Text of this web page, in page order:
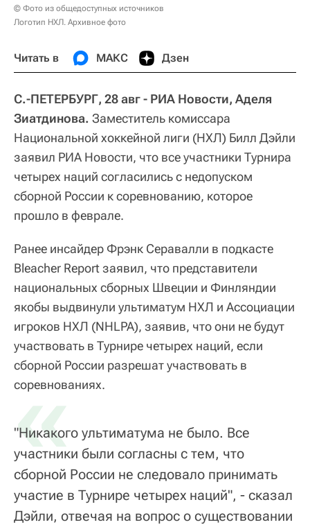
© Фото из общедоступных источников
Логотип НХЛ. Архивное фото
Читать в МАКС Дзен
С.-ПЕТЕРБУРГ, 28 авг - РИА Новости, Аделя
Зиатдинова. Заместитель комиссара
Национальной хоккейной лиги (НХЛ) Билл Дэйли
заявил РИА Новости, что все участники Турнира
четырех наций согласились с недопуском
сборной России к соревнованию, которое
прошло в феврале.
Ранее инсайдер Фрэнк Серавалли в подкасте
Bleacher Report заявил, что представители
национальных сборных Швеции и Финляндии
якобы выдвинули ультиматум НХЛ и Ассоциации
игроков НХЛ (NHLPA), заявив, что они не будут
участвовать в Турнире четырех наций, если
сборной России разрешат участвовать в
соревнованиях.
«
"Никакого ультиматума не было. Все
участники были согласны с тем, что
сборной России не следовало принимать
участие в Турнире четырех наций", - сказал
Дэйли, отвечая на вопрос о существовании